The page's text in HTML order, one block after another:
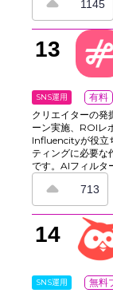
ではアクティビ
ます。コメント、
の連携も取りやす
を、無駄なく進行
1145
13
SNS運用 有料
クリエイターの発
ーン実施、ROIレ
Influencityが役立
ティングに必要な
です。AIフィル
リエイターを検索
に、アウトリー
ています。プラン
導入前には7日間
ペーン、レポー
713
14
SNS運用 無料